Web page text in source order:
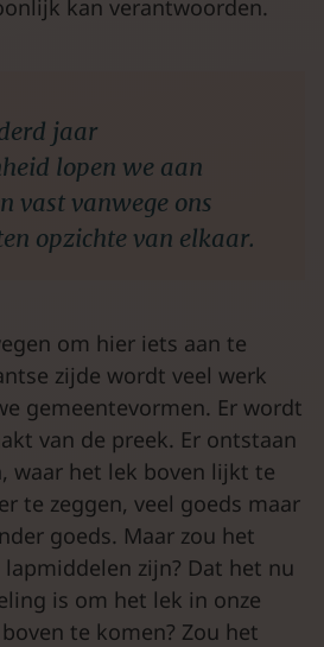
kan verantwoorden.
jaar
lopen we aan
vast vanwege ons
opzichte van elkaar.
om hier iets aan te
zijde wordt veel werk
gemeentevormen. Er wordt
van de preek. Er ontstaan
waar het lek boven lijkt te
te zeggen, veel goeds maar
goeds. Maar zou het
zijn? Dat het nu
is om het lek in onze
te komen? Zou het